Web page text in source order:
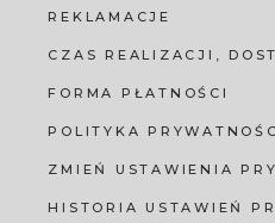
REKLAMACJE
CZAS REALIZACJI,
FORMA PŁATNOŚCI
POLITYKA
ZMIEŃ USTAWIENIA
HISTORIA USTAWIEŃ